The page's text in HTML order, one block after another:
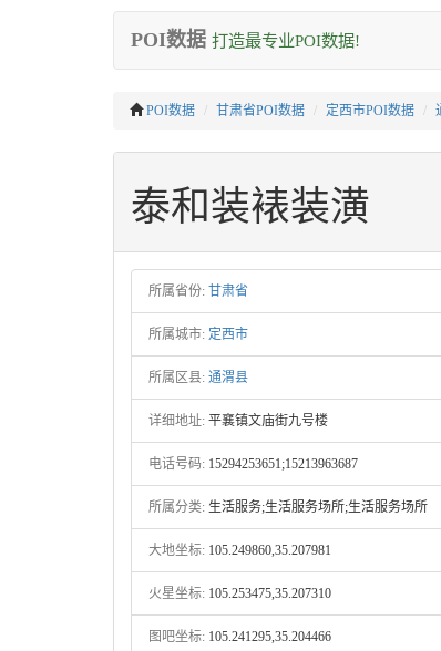
POI数据 打造最专业POI数据!
POI数据 甘肃省POI数据 定西市POI数据
泰和装裱装潢
所属省份: 甘肃省
所属城市: 定西市
所属区县: 通渭县
详细地址: 平襄镇文庙街九号楼
电话号码: 15294253651;15213963687
所属分类: 生活服务;生活服务场所;生活服务场所
大地坐标: 105.249860,35.207981
火星坐标: 105.253475,35.207310
图吧坐标: 105.241295,35.204466